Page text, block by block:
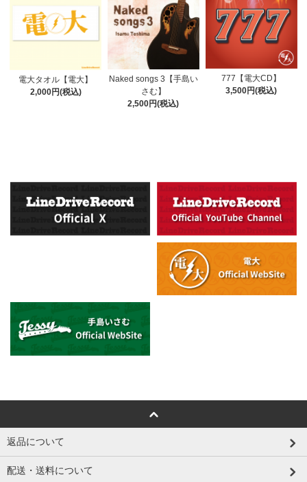
電大タオル【電大】
2,000円(税込)
Naked songs 3【手島い
さむ】
2,500円(税込)
777【電大CD】
3,500円(税込)
返品について
配送・送料について